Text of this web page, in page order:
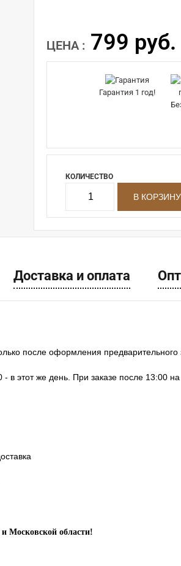
ЦЕНА : 799 руб.
Гарантия 1 год!
КОЛИЧЕСТВО
Доставка и оплата
после оформления
- в этот же день. При заказе после 13:00
Московской области!